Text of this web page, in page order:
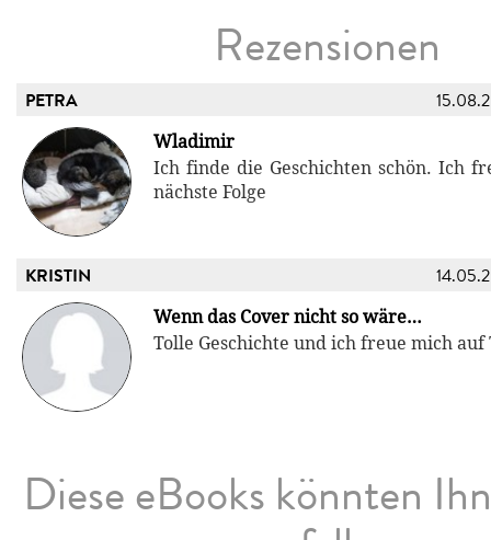
Rezensionen
PETRA
Wladimir
Ich finde die Geschichten schön. Ich
nächste Folge
KRISTIN
Wenn das Cover nicht so wäre…
Tolle Geschichte und ich freue mich auf
Diese eBooks könnten